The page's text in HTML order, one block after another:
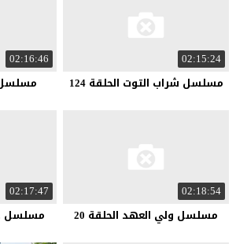
02:15:24
مسلسل شراب التوت الحلقة 124
02:16:46
مسلسل
02:18:54
مسلسل ولي العهد الحلقة 20
02:17:47
مسلسل